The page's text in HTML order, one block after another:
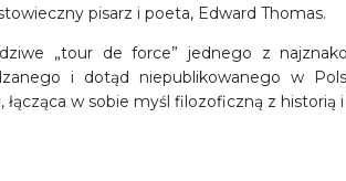
pisarz i poeta, Edward Thomas.
„tour de force” jednego z
i dotąd niepublikowanego w
łącząca w sobie myśl filozoficzną z